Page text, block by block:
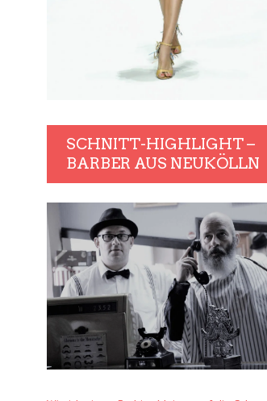
SCHNITT-HIGHLIGHT –
BARBER AUS NEUKÖLLN